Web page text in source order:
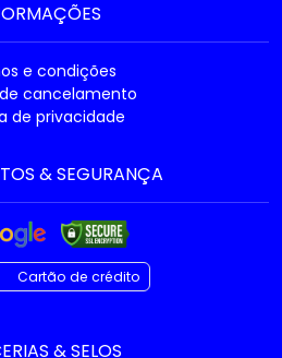
e condições
cancelamento
de privacidade
& SEGURANÇA
Cartão de crédito
& SELOS